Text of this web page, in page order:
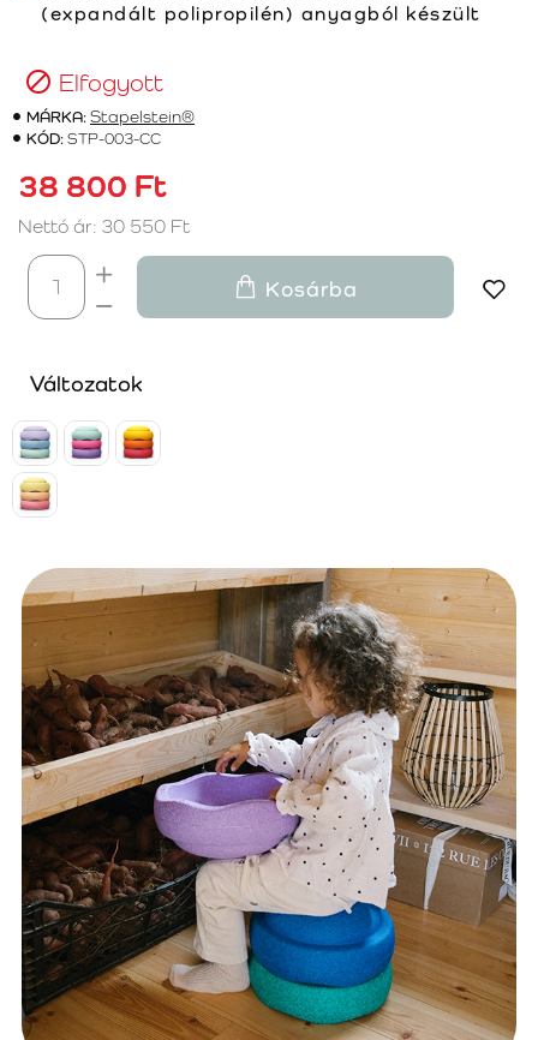
(expandált polipropilén) anyagból készült
Elfogyott
MÁRKA:Stapelstein®
KÓD:STP-003-CC
38 800 Ft
Nettó ár: 30 550 Ft
Kosárba
Változatok